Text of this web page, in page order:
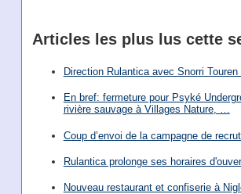
Articles les plus lus cette
Direction Rulantica avec Snorri
En bref: fermeture pour Psyké
rivière sauvage à Villages Nature, …
Coup d’envoi de la campagne de
Rulantica prolonge ses horaires
Nouveau restaurant et confiserie à